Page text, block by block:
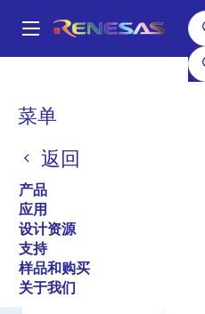
到
菜单
返回
产品
应用
设计资源
支持
样品和购买
关于我们
面
屑
54FCT162500T
过时
18 BIT
BUFFER/LATCH/
CLOCK
概述